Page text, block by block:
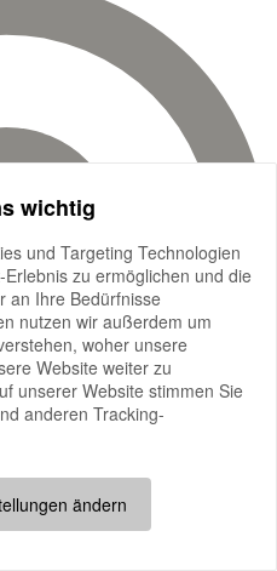
wichtig
und Targeting Technologien
zu ermöglichen und die
an Ihre Bedürfnisse
nutzen wir außerdem um
woher unsere
Website weiter zu
unserer Website stimmen Sie
anderen Tracking-
ändern